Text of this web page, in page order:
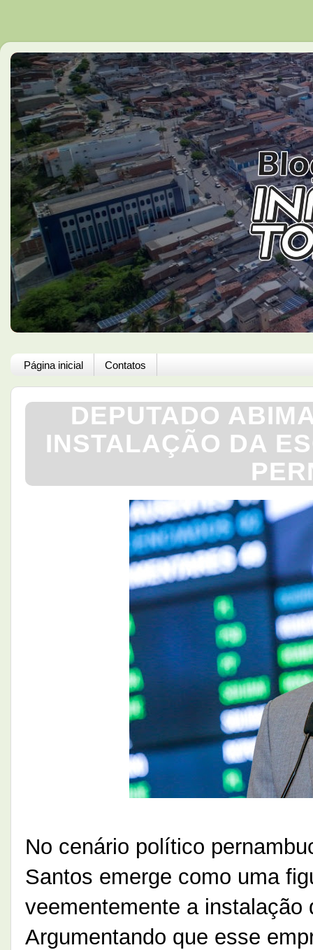
Página inicial Contatos
DEPUTADO
INSTALAÇÃO DA
No cenário político
Santos emerge como uma
veementemente a
Argumentando que esse